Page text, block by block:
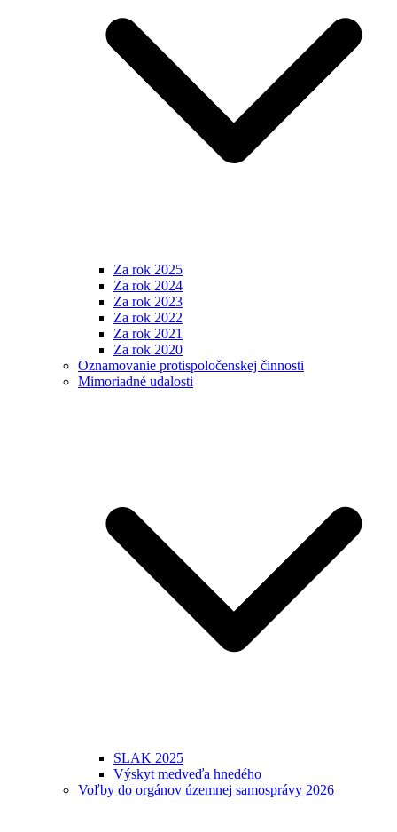
Za rok 2025
Za rok 2024
Za rok 2023
Za rok 2022
Za rok 2021
Za rok 2020
Oznamovanie protispoločenskej činnosti
Mimoriadné udalosti
SLAK 2025
Výskyt medveďa hnedého
Voľby do orgánov územnej samosprávy 2026